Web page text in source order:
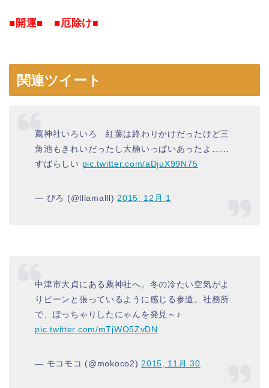
■開運■ ■厄除け■
関連ツイート
薦神社いろいろ 紅葉は終わりかけだったけど三
角池もきれいだったし大楠いっぱいあったよ……
すばらしい pic.twitter.com/aDjuX99N75
— ぴろ (@lllamalll) 2015, 12月 1
中津市大貞にある薦神社へ。冬の冷たい空気がよ
りピーンと張っているように感じる参道。社務所
で、ぽっちゃりしたにゃんを発見～♪
pic.twitter.com/mTjWO5ZvDN
— モコモコ (@mokoco2) 2015, 11月 30